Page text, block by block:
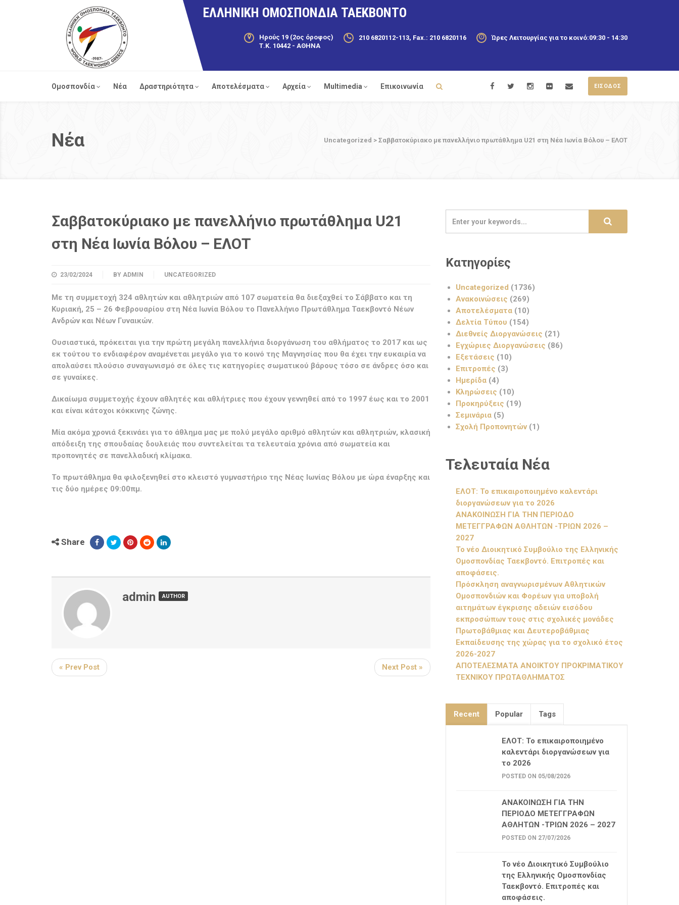
ΕΛΛΗΝΙΚΗ ΟΜΟΣΠΟΝΔΙΑ ΤΑΕΚΒΟΝΤΟ
Ηρούς 19 (2ος όροφος)
Τ.Κ. 10442 - ΑΘΗΝΑ
210 6820112-113, Fax.: 210 6820116 Ώρες Λειτουργίας για το κοινό:09:30 - 14:30
ΕΙΣΟΔΟΣ
Ομοσπονδία Νέα Δραστηριότητα Αποτελέσματα Αρχεία Multimedia Επικοινωνία
Uncategorized > Σαββατοκύριακο με πανελλήνιο πρωτάθλημα U21 στη Νέα Ιωνία Βόλου – ΕΛΟΤ
Νέα
Σαββατοκύριακο με πανελλήνιο πρωτάθλημα U21
στη Νέα Ιωνία Βόλου – ΕΛΟΤ
23/02/2024 BY ADMIN UNCATEGORIZED
Με τη συμμετοχή 324 αθλητών και αθλητριών από 107 σωματεία θα διεξαχθεί το Σάββατο και τη
Κυριακή, 25 – 26 Φεβρουαρίου στη Νέα Ιωνία Βόλου το Πανελλήνιο Πρωτάθλημα Ταεκβοντό Νέων
Ανδρών και Νέων Γυναικών.
Ουσιαστικά, πρόκειται για την πρώτη μεγάλη πανελλήνια διοργάνωση του αθλήματος το 2017 και ως
εκ τούτου το ενδιαφέρον αναμένεται μεγάλο για το κοινό της Μαγνησίας που θα έχει την ευκαιρία να
απολαύσει πλούσιο συναγωνισμό σε όλες τις κατηγορίες σωματικού βάρους τόσο σε άνδρες όσο και
σε γυναίκες.
Δικαίωμα συμμετοχής έχουν αθλητές και αθλήτριες που έχουν γεννηθεί από το 1997 έως και το 2001
και είναι κάτοχοι κόκκινης ζώνης.
Μία ακόμα χρονιά ξεκινάει για το άθλημα μας με πολύ μεγάλο αριθμό αθλητών και αθλητριών, κλασική
απόδειξη της σπουδαίας δουλειάς που συντελείται τα τελευταία χρόνια από σωματεία και
προπονητές σε πανελλαδική κλίμακα.
Το πρωτάθλημα θα φιλοξενηθεί στο κλειστό γυμναστήριο της Νέας Ιωνίας Βόλου με ώρα έναρξης και
τις δύο ημέρες 09:00πμ.
Share
admin AUTHOR
« Prev Post Next Post »
Κατηγορίες
Uncategorized (1736)
Ανακοινώσεις (269)
Αποτελέσματα (10)
Δελτία Τύπου (154)
Διεθνείς Διοργανώσεις (21)
Εγχώριες Διοργανώσεις (86)
Εξετάσεις (10)
Επιτροπές (3)
Ημερίδα (4)
Κληρώσεις (10)
Προκηρύξεις (19)
Σεμινάρια (5)
Σχολή Προπονητών (1)
Τελευταία Νέα
ΕΛΟΤ: Το επικαιροποιημένο καλεντάρι
διοργανώσεων για το 2026
ΑΝΑΚΟΙΝΩΣΗ ΓΙΑ ΤΗΝ ΠΕΡΙΟΔΟ
ΜΕΤΕΓΓΡΑΦΩΝ ΑΘΛΗΤΩΝ -ΤΡΙΩΝ 2026 –
2027
Το νέο Διοικητικό Συμβούλιο της Ελληνικής
Ομοσπονδίας Ταεκβοντό. Επιτροπές και
αποφάσεις.
Πρόσκληση αναγνωρισμένων Αθλητικών
Ομοσπονδιών και Φορέων για υποβολή
αιτημάτων έγκρισης αδειών εισόδου
εκπροσώπων τους στις σχολικές μονάδες
Πρωτοβάθμιας και Δευτεροβάθμιας
Εκπαίδευσης της χώρας για το σχολικό έτος
2026-2027
ΑΠΟΤΕΛΕΣΜΑΤΑ ΑΝΟΙΚΤΟΥ ΠΡΟΚΡΙΜΑΤΙΚΟΥ
ΤΕΧΝΙΚΟΥ ΠΡΩΤΑΘΛΗΜΑΤΟΣ
Recent Popular Tags
ΕΛΟΤ: Το επικαιροποιημένο
καλεντάρι διοργανώσεων για
το 2026
POSTED ON 05/08/2026
ΑΝΑΚΟΙΝΩΣΗ ΓΙΑ ΤΗΝ
ΠΕΡΙΟΔΟ ΜΕΤΕΓΓΡΑΦΩΝ
ΑΘΛΗΤΩΝ -ΤΡΙΩΝ 2026 – 2027
POSTED ON 27/07/2026
Το νέο Διοικητικό Συμβούλιο
της Ελληνικής Ομοσπονδίας
Ταεκβοντό. Επιτροπές και
αποφάσεις.